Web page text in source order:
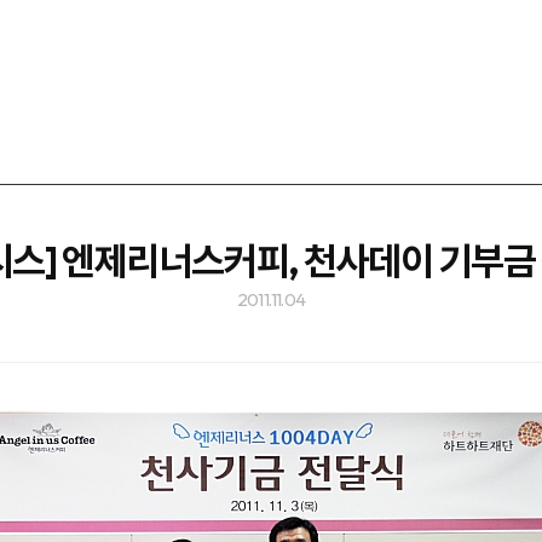
] 엔제리너스커피, 천사데이 기부
2011.11.04